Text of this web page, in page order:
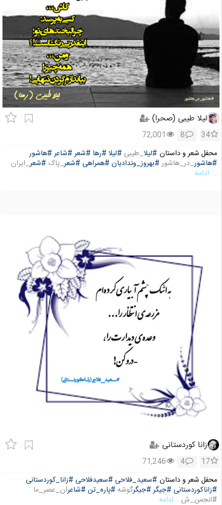
لیلا طیبی (صحرا)
34
8
72,001
محفل شعر و داستان #لیلا_طیبی #لیلا #رها #شعر #شاعر #هاشور
#هاشور_در_هاشور#بهروز_وندادیان #همراهی #شعر_پاک #شعر_ایران
... ادامه
زانا کوردستانی
17
4
71,246
محفل شعر و داستان #سعید_فلاحی #سعیدفلاحی #زانا_کوردستانی
#زاناکوردستانی #جیگر #جیگرگوشه #پاره_تن #شاعران_عصر_ما
#انجمن_ش... ادامه